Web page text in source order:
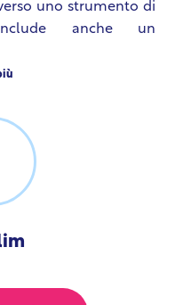
uno strumento di
anche un
e valutare come
alla trasparenza nel
L’AEF ridurrà i
virtuali per la